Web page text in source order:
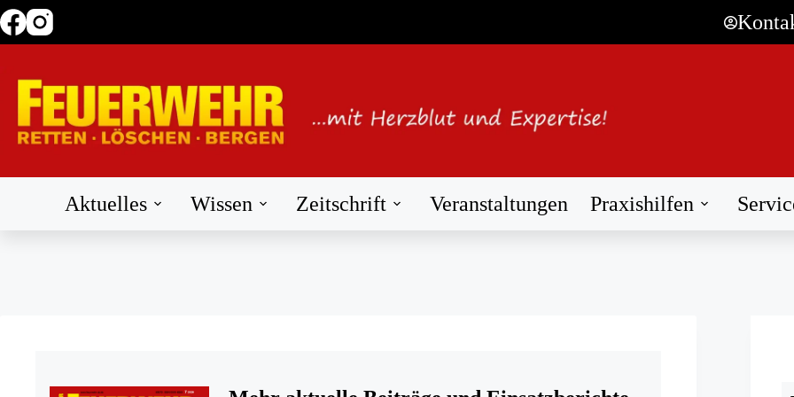
Zum
Inhalt
Aktuelles Wissen Zeitschrift Veranstaltungen Praxishilfen